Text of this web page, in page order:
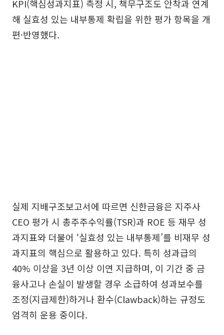
KPI(핵심성과지표) 측정 시, 책무구조도 안착과 연계
해 실효성 있는 내부통제 확립을 위한 평가 항목을 개
편·반영했다.
실제 지배구조보고서에 따르면 신한금융은 지주사
CEO 평가 시 총주주수익률(TSR)과 ROE 등 재무 성
과지표와 더불어 ‘실효성 있는 내부통제’를 비재무 성
과지표의 핵심으로 활용하고 있다. 특히 성과급의
40% 이상을 3년 이상 이연 지급하며, 이 기간 중 금
융사고나 손실이 발생할 경우 소급하여 성과보수를
조정(지급제한)하거나 환수(Clawback)하는 규정도
엄격히 운용 중이다.